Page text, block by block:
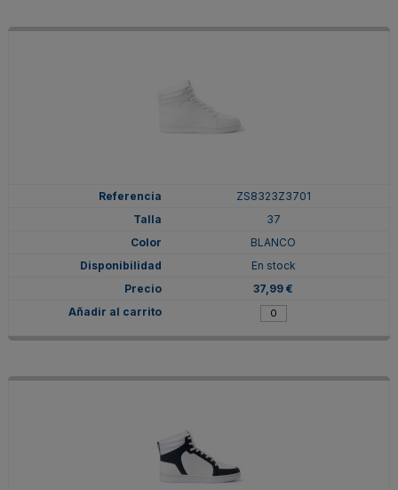
ZS8323Z3701
37
BLANCO
En stock
37,99 €